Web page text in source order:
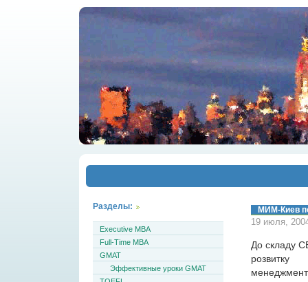
МИМ-Киев
19 июля,
До складу
розвитку
Разделы:
Executive MBA
Full-Time MBA
GMAT
Эффективные уроки GMAT